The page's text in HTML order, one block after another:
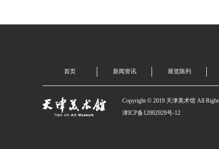
首页 新闻资讯 展览陈列
Copyright © 2019 天津美术馆 All
津ICP备12002929号-12